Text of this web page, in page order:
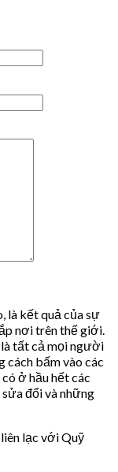
là kết quả của sự
nơi trên thế giới.
là tất cả mọi người
cách bấm vào các
có ở hầu hết các
đổi và những
lạc với Quỹ